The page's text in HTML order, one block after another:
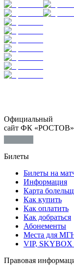
Официальный
сайт ФК «РОСТОВ»
Билеты
Билеты на
Информация
Карта
Как купить
Как оплатить
Как добраться
Абонементы
Места для
VIP, SKYBOX
Правовая